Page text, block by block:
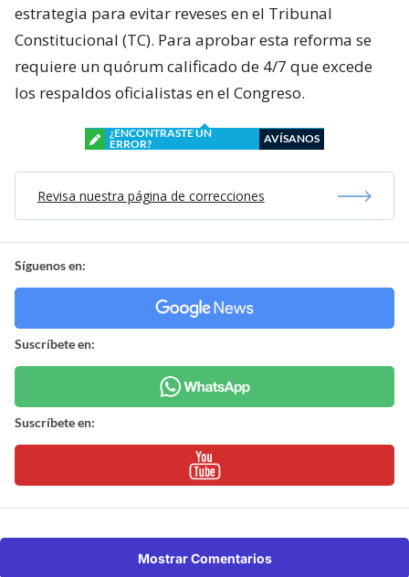
estrategia para evitar reveses en el Tribunal
Constitucional (TC). Para aprobar esta reforma se
requiere un quórum calificado de 4/7 que excede
los respaldos oficialistas en el Congreso.
¿ENCONTRASTE UN
ERROR?
AVÍSANOS
Revisa nuestra página de correcciones
Síguenos en:
Suscríbete en:
Suscríbete en:
Mostrar Comentarios